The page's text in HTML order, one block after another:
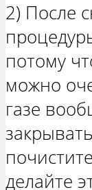
2) После
потому
можно
газе
делайте